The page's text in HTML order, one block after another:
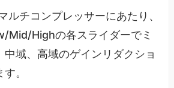
ルチコンプレッサーにあたり、
Mid/Highの各スライダーでミ
中域、高域のゲインリダクショ
。